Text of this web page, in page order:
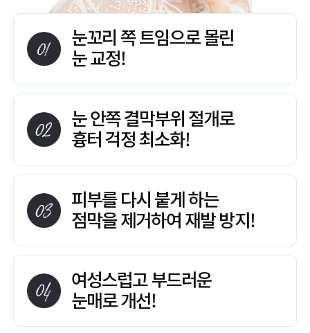
눈꼬리 쪽 트임으로 몰린
눈 교정!
눈 안쪽 결막부위 절개로
흉터 걱정 최소화!
피부를 다시 붙게 하는
점막을 제거하여 재발 방지!
여성스럽고 부드러운
눈매로 개선!